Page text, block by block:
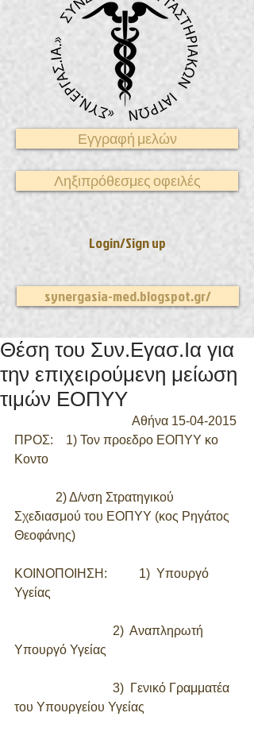
synergasia-med.blogspot.gr/
Login/Sign up
Εγγραφή μελών
Ληξιπρόθεσμες οφειλές
Θέση του Συν.Εγασ.Ια για
την επιχειρούμενη μείωση
τιμών ΕΟΠΥΥ
Αθήνα 15-04-2015
ΠΡΟΣ:    1) Τον προεδρο ΕΟΠΥΥ κο
Κοντο
Σχεδιασμού του ΕΟΠΥΥ (κος Ρηγάτος
Θεοφάνης)
ΚΟΙΝΟΠΟΙΗΣΗ:          1)  Υπουργό
Υγείας
Υπουργό Υγείας
του Υπουργείου Υγείας